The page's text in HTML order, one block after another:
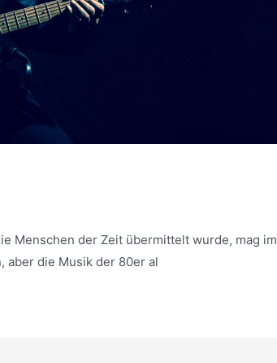
Menschen der Zeit übermittelt wurde, mag im
aber die Musik der 80er al